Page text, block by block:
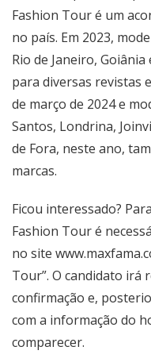
Fashion Tour é um
no país. Em 2023,
Rio de Janeiro,
para diversas revistas
de março de 2024 e
Santos, Londrina,
de Fora, neste ano,
marcas.
Ficou interessado?
Fashion Tour é
no site
Tour”. O candidato irá
confirmação e,
com a informação do
comparecer.